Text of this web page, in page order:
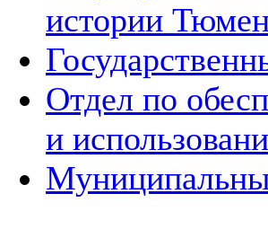
истории
Отдел по
и